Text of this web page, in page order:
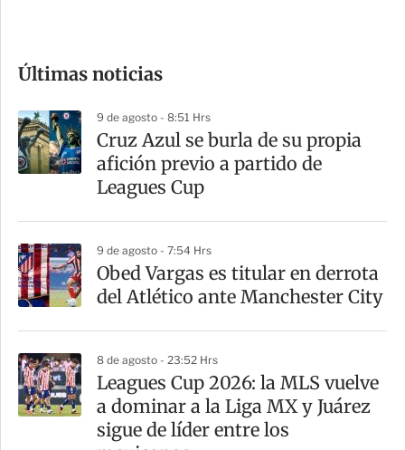
m
a
r
t
Últimas noticias
9 de agosto - 8:51 Hrs
Cruz Azul se burla de su propia
afición previo a partido de
Leagues Cup
9 de agosto - 7:54 Hrs
Obed Vargas es titular en derrota
del Atlético ante Manchester City
8 de agosto - 23:52 Hrs
Leagues Cup 2026: la MLS vuelve
a dominar a la Liga MX y Juárez
sigue de líder entre los